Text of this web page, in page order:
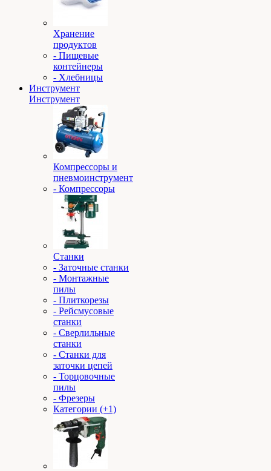
Хранение
продуктов
- Пищевые
контейнеры
- Хлебницы
Инструмент
Инструмент
Компрессоры и
пневмоинструмент
- Компрессоры
Станки
- Заточные станки
- Монтажные
пилы
- Плиткорезы
- Рейсмусовые
станки
- Сверлильные
станки
- Станки для
заточки цепей
- Торцовочные
пилы
- Фрезеры
Категории (+1)